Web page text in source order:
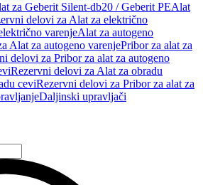
za Geberit Silent-db20 / Geberit PEAlat
delovi za Alat za električno
varenjeAlat za autogeno
Alat za autogeno varenjePribor za alat za
delovi za Pribor za alat za autogeno
Rezervni delovi za Alat za obradu
ceviRezervni delovi za Pribor za alat za
Daljinski upravljači